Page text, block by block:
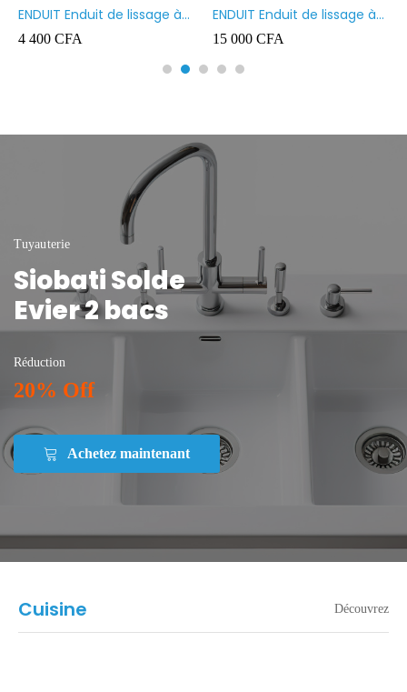
ENDUIT Enduit de lissage à
base d’émulsion en phase
aqueuse 5kg
4 400 CFA
ENDUIT Enduit de lissage à
base d’émulsion en phase
aqueuse 20kg
15 000 CFA
Tuyauterie
Siobati Solde
Evier 2 bacs
Réduction
20% Off
Achetez maintenant
Cuisine Découvrez